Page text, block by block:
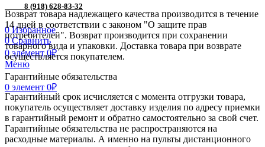
8 (918) 628-83-32
0Избранное
0 Сравнить
0элемент 0₽
Меню
0 элемент 0₽
Возврат товара надлежащего качества производится в течение
14 дней в соответствии с законом "О защите прав
потребителей". Возврат производится при сохранении
товарного вида и упаковки. Доставка товара при возврате
осуществляется покупателем.
Гарантийные обязательства
Гарантийный срок исчисляется с момента отгрузки товара,
покупатель осуществляет доставку изделия по адресу приемки
в гарантийный ремонт и обратно самостоятельно за свой счет.
Гарантийные обязательства не распространяются на
расходные материалы. А именно на пульты дистанционного